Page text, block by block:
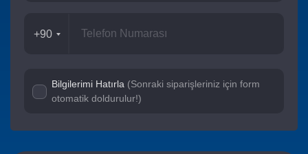
+90
Bilgilerimi Hatırla (Sonraki siparişleriniz için form
otomatik doldurulur!)